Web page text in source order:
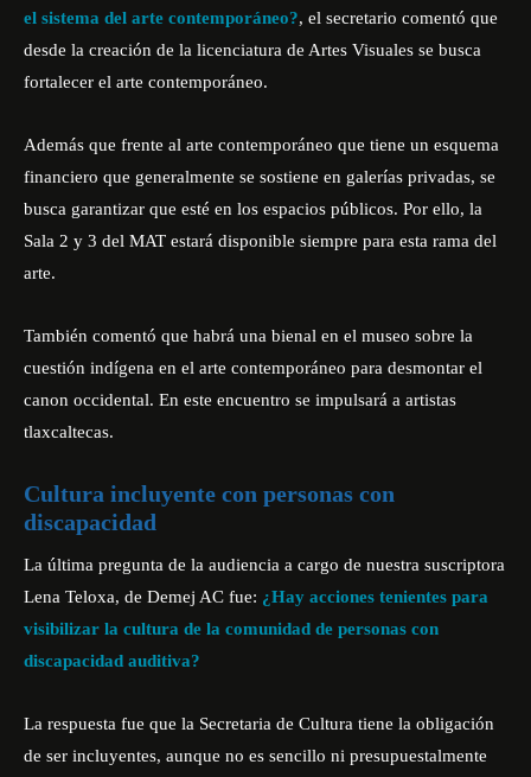
el sistema del arte contemporáneo?, el secretario comentó que
desde la creación de la licenciatura de Artes Visuales se busca
fortalecer el arte contemporáneo.
Además que frente al arte contemporáneo que tiene un esquema
financiero que generalmente se sostiene en galerías privadas, se
busca garantizar que esté en los espacios públicos. Por ello, la
Sala 2 y 3 del MAT estará disponible siempre para esta rama del
arte.
También comentó que habrá una bienal en el museo sobre la
cuestión indígena en el arte contemporáneo para desmontar el
canon occidental. En este encuentro se impulsará a artistas
tlaxcaltecas.
Cultura incluyente con personas con
discapacidad
La última pregunta de la audiencia a cargo de nuestra suscriptora
Lena Teloxa, de Demej AC fue: ¿Hay acciones tenientes para
visibilizar la cultura de la comunidad de personas con
discapacidad auditiva?
La respuesta fue que la Secretaria de Cultura tiene la obligación
de ser incluyentes, aunque no es sencillo ni presupuestalmente